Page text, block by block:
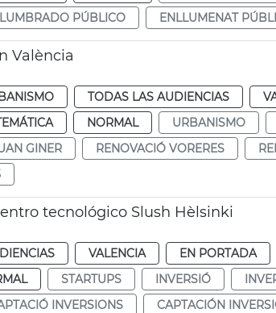
PÚBLICO ENLLUMENAT
València
TODAS LAS AUDIENCIAS
NORMAL URBANISMO
GINER RENOVACIÓ VORERES
tecnológico Slush Hèlsinki
VALENCIA
EN PORTADA
STARTUPS INVERSIÓ
INVERSIONS
CAPTACIÓN